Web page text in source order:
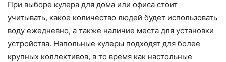
При выборе кулера для дома или офиса стоит
учитывать, какое количество людей будет использовать
воду ежедневно, а также наличие места для установки
устройства. Напольные кулеры подходят для более
крупных коллективов, в то время как настольные